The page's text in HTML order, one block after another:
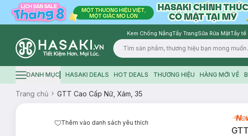
Kem Chống NắngTẩy TrangSữa Rửa MặtTẩy
Logo
Hamburger icon
DANH MỤC HASAKI DEALS HOT DEALS THƯƠNG HIỆU HÀNG MỚI VỀ
Trang chủ GTT Cao Cấp Nữ, Xám, 35
Thêm vào danh sách yêu thích